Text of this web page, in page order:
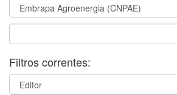
Filtros correntes: